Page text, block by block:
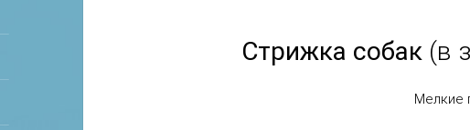
Стрижка собак(в
Мелкие